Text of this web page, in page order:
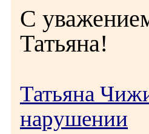
С
Татьяна!
Татьяна
нарушении